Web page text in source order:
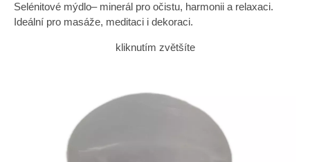
Selénitové mýdlo– minerál pro očistu, harmonii a relaxaci.
Ideální pro masáže, meditaci i dekoraci.
kliknutím zvětšíte